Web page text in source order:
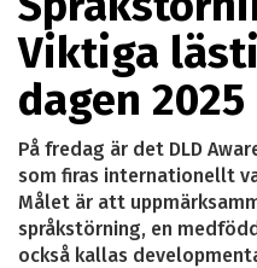
Viktiga
dagen 2025
På fredag är det DLD
som firas internationellt
Målet är att
språkstörning, en
också kallas